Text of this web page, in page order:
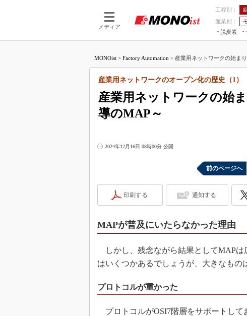
メディア
工程別：
産業別：
脱炭素
つながる工場
つながるサービス
AI×設備保全
Physical AI
MONOist > Factory Automation > 産業用ネットワークの始ま
産業用ネットワークの始
導のMAP～
産業用ネットワークのオープン化の歴史（1）
2024年12月16日 08時00分 公開
前のページへ
印刷する 通知する
MAPが普及にいたらなかった理由
しかし、残念ながら結果としてMAPは
はいくつかあるでしょうが、大きなもの
プロトコルが重かった
プロトコルがOSI7階層をサポートして